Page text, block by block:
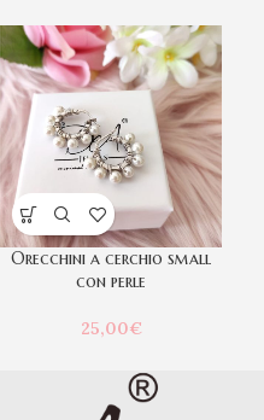
Orecchini a cerchio small
con perle
25,00€